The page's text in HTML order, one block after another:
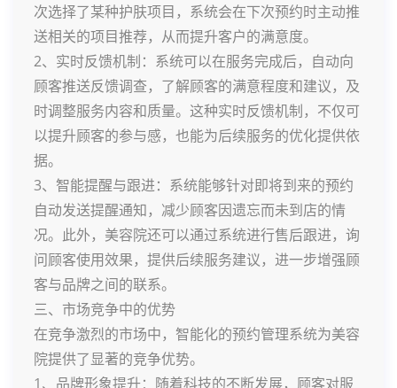
次选择了某种护肤项目，系统会在下次预约时主动推
送相关的项目推荐，从而提升客户的满意度。
2、实时反馈机制：系统可以在服务完成后，自动向
顾客推送反馈调查，了解顾客的满意程度和建议，及
时调整服务内容和质量。这种实时反馈机制，不仅可
以提升顾客的参与感，也能为后续服务的优化提供依
据。
3、智能提醒与跟进：系统能够针对即将到来的预约
自动发送提醒通知，减少顾客因遗忘而未到店的情
况。此外，美容院还可以通过系统进行售后跟进，询
问顾客使用效果，提供后续服务建议，进一步增强顾
客与品牌之间的联系。
三、市场竞争中的优势
在竞争激烈的市场中，智能化的预约管理系统为美容
院提供了显著的竞争优势。
1、品牌形象提升：随着科技的不断发展，顾客对服